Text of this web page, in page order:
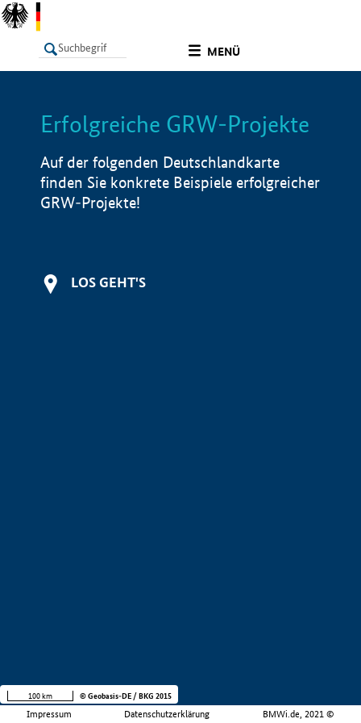
MENÜ
LISTE Info
Erfolgreiche GRW-Projekte
Auf der folgenden Deutschlandkarte
finden Sie konkrete Beispiele erfolgreicher
GRW-Projekte!
LOS GEHT'S
Impressum Datenschutzerklärung BMWi.de, 2021 ©
100 km © Geobasis-DE / BKG 2015